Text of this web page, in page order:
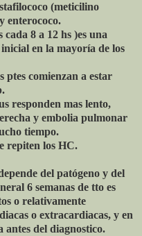
(meticilino
enterococo.
8 a 12 hs )es una
en la mayoría de los
ptes comienzan a estar
responden mas lento,
y embolia pulmonar
tiempo.
repiten los HC.
del patógeno y del
6 semanas de tto es
o relativamente
o extracardiacas, y en
antes del diagnostico.